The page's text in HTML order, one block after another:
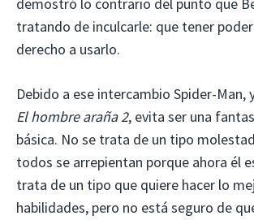
tratando de inculcarle: que tener
derecho a usarlo.
Debido a ese intercambio Spider-Man,
El hombre araña 2, evita ser una
básica. No se trata de un tipo
todos se arrepientan porque ahora él
trata de un tipo que quiere hacer lo
habilidades, pero no está seguro de